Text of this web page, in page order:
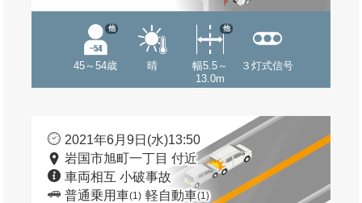
45～54歳
他
晴
幅5.5～
13.0m
他
３灯式信号
2021年6月9日(水)13:50
岩国市旭町一丁目 付近
車両相互 小破事故
普通乗用車(1) 軽自動車(1)